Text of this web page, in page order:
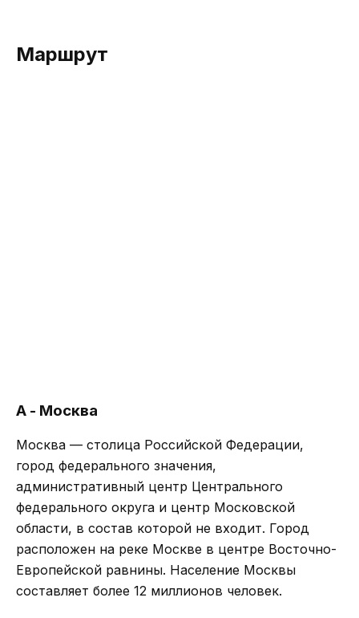
Маршрут
А - Москва
Москва — столица Российской Федерации,
город федерального значения,
административный центр Центрального
федерального округа и центр Московской
области, в состав которой не входит. Город
расположен на реке Москве в центре Восточно-
Европейской равнины. Население Москвы
составляет более 12 миллионов человек.